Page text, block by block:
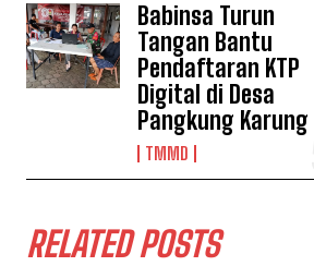
Babinsa Turun
Tangan Bantu
Pendaftaran KTP
Digital di Desa
Pangkung Karung
TMMD
RELATED POSTS